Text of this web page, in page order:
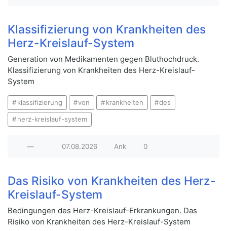
Klassifizierung von Krankheiten des
Herz-Kreislauf-System
Generation von Medikamenten gegen Bluthochdruck.
Klassifizierung von Krankheiten des Herz-Kreislauf-
System
klassifizierung von krankheiten des
herz-kreislauf-system
— 07.08.2026 Ank 0
Das Risiko von Krankheiten des Herz-
Kreislauf-System
Bedingungen des Herz-Kreislauf-Erkrankungen. Das
Risiko von Krankheiten des Herz-Kreislauf-System